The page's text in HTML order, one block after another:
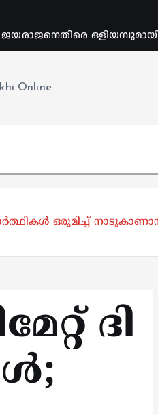
ഒരുമിച്ച്
ദി